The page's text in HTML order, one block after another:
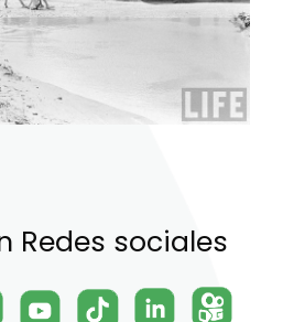
Redes sociales